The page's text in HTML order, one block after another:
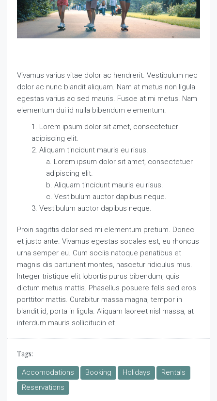
Vivamus varius vitae dolor ac hendrerit. Vestibulum nec
dolor ac nunc blandit aliquam. Nam at metus non ligula
egestas varius ac sed mauris. Fusce at mi metus. Nam
elementum dui id nulla bibendum elementum.
Lorem ipsum dolor sit amet, consectetuer
adipiscing elit.
Aliquam tincidunt mauris eu risus.
Lorem ipsum dolor sit amet, consectetuer
adipiscing elit.
Aliquam tincidunt mauris eu risus.
Vestibulum auctor dapibus neque.
Vestibulum auctor dapibus neque.
Proin sagittis dolor sed mi elementum pretium. Donec
et justo ante. Vivamus egestas sodales est, eu rhoncus
urna semper eu. Cum sociis natoque penatibus et
magnis dis parturient montes, nascetur ridiculus mus.
Integer tristique elit lobortis purus bibendum, quis
dictum metus mattis. Phasellus posuere felis sed eros
porttitor mattis. Curabitur massa magna, tempor in
blandit id, porta in ligula. Aliquam laoreet nisl massa, at
interdum mauris sollicitudin et.
Tags:
Accomodations Booking Holidays
Rentals
Reservations